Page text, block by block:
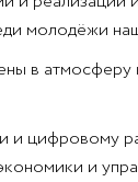
молодёжи
в атмосферу
и
и